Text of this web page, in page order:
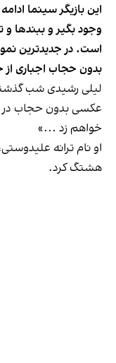
این بازیگر سینما
وجود بگیر و ببندها
است. در جدیدترین
بدون حجاب اجباری
لیلی رشیدی شب
عکسی بدون حجاب در
خواهم زد ...»
او نام ترانه
هشتگ کرد.